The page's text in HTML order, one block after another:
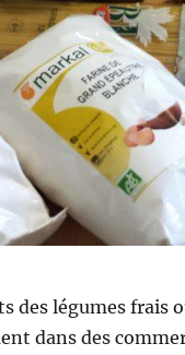
des légumes frais
dans des